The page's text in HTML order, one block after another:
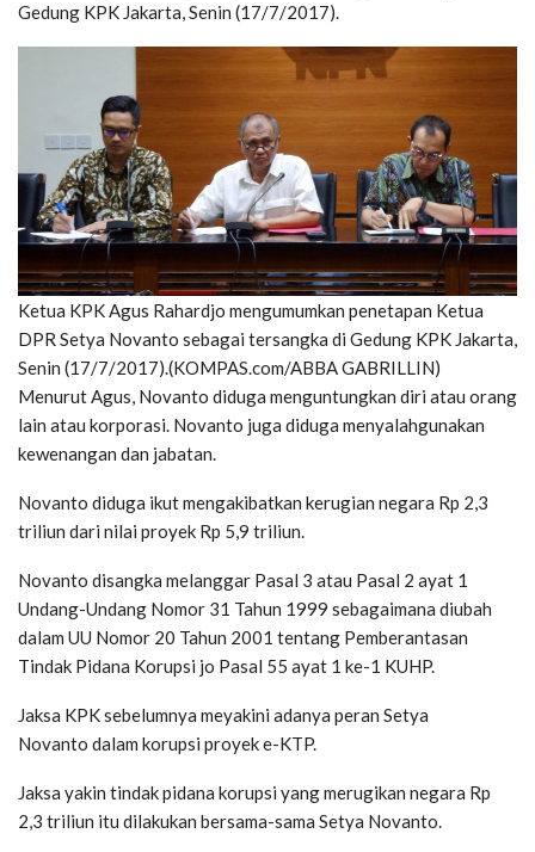
Gedung KPK Jakarta, Senin (17/7/2017).
Ketua KPK Agus Rahardjo mengumumkan penetapan Ketua
DPR Setya Novanto sebagai tersangka di Gedung KPK Jakarta,
Senin (17/7/2017).(KOMPAS.com/ABBA GABRILLIN)
Menurut Agus, Novanto diduga menguntungkan diri atau orang
lain atau korporasi. Novanto juga diduga menyalahgunakan
kewenangan dan jabatan.
Novanto diduga ikut mengakibatkan kerugian negara Rp 2,3
triliun dari nilai proyek Rp 5,9 triliun.
Novanto disangka melanggar Pasal 3 atau Pasal 2 ayat 1
Undang-Undang Nomor 31 Tahun 1999 sebagaimana diubah
dalam UU Nomor 20 Tahun 2001 tentang Pemberantasan
Tindak Pidana Korupsi jo Pasal 55 ayat 1 ke-1 KUHP.
Jaksa KPK sebelumnya meyakini adanya peran Setya
Novanto dalam korupsi proyek e-KTP.
Jaksa yakin tindak pidana korupsi yang merugikan negara Rp
2,3 triliun itu dilakukan bersama-sama Setya Novanto.